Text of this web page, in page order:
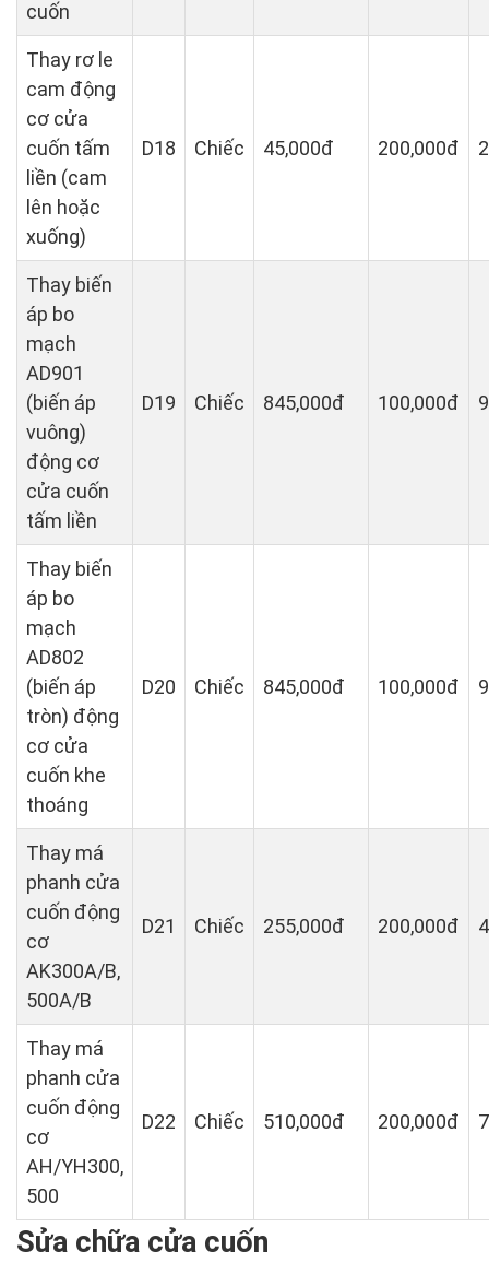
cuốn
Thay rơ le
cam động
cơ cửa
cuốn tấm
liền (cam
lên hoặc
xuống)
D18 Chiếc 45,000đ 200,000đ
Thay biến
áp bo
mạch
AD901
(biến áp
vuông)
động cơ
cửa cuốn
tấm liền
D19 Chiếc 845,000đ 100,000đ
Thay biến
áp bo
mạch
AD802
(biến áp
tròn) động
cơ cửa
cuốn khe
thoáng
D20 Chiếc 845,000đ 100,000đ
Thay má
phanh cửa
cuốn động
cơ
AK300A/B,
500A/B
D21 Chiếc 255,000đ 200,000đ
Thay má
phanh cửa
cuốn động
cơ
AH/YH300,
500
D22 Chiếc 510,000đ 200,000đ
Sửa chữa cửa cuốn